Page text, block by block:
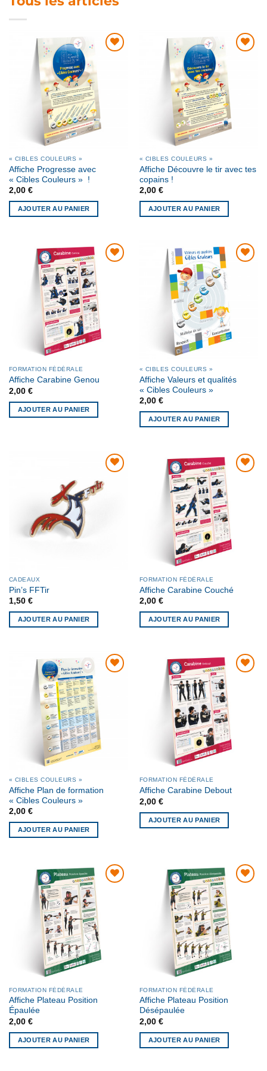
AJOUTER
À MA
LISTE DE
SOUHAITS
« CIBLES COULEURS »
Affiche Progresse avec
« Cibles Couleurs » !
2,00 €
AJOUTER AU PANIER
AJOUTER
À MA
LISTE DE
SOUHAITS
« CIBLES COULEURS »
Affiche Découvre le tir avec tes
copains !
2,00 €
AJOUTER AU PANIER
AJOUTER
À MA
LISTE DE
SOUHAITS
FORMATION FÉDÉRALE
Affiche Carabine Genou
2,00 €
AJOUTER AU PANIER
AJOUTER
À MA
LISTE DE
« CIBLES COULEURS »
Affiche Valeurs et qualités
« Cibles Couleurs »
2,00 €
AJOUTER AU PANIER
AJOUTER
À MA
LISTE DE
SOUHAITS
CADEAUX
Pin’s FFTir
1,50 €
AJOUTER AU PANIER
AJOUTER
À MA
LISTE DE
SOUHAITS
FORMATION FÉDÉRALE
Affiche Carabine Couché
2,00 €
AJOUTER AU PANIER
AJOUTER
À MA
LISTE DE
SOUHAITS
« CIBLES COULEURS »
Affiche Plan de formation
« Cibles Couleurs »
2,00 €
AJOUTER AU PANIER
AJOUTER
À MA
LISTE DE
SOUHAITS
FORMATION FÉDÉRALE
Affiche Carabine Debout
2,00 €
AJOUTER AU PANIER
AJOUTER
À MA
LISTE DE
SOUHAITS
FORMATION FÉDÉRALE
Affiche Plateau Position
Épaulée
2,00 €
AJOUTER AU PANIER
AJOUTER
À MA
LISTE DE
SOUHAITS
FORMATION FÉDÉRALE
Affiche Plateau Position
Désépaulée
2,00 €
AJOUTER AU PANIER